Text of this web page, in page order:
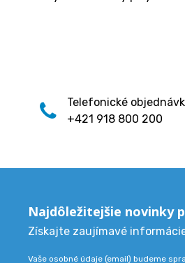
Telefonické
+421 918 800 200
Najdôležitejšie novinky
Získajte zaujímavé
Vaše osobné údaje (email) budeme